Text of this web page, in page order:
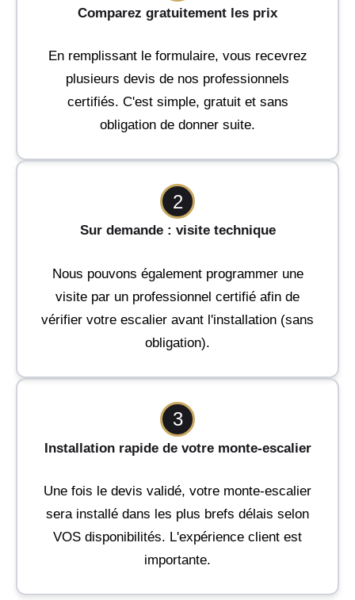
Comparez gratuitement les prix
En remplissant le formulaire, vous recevrez
plusieurs devis de nos professionnels
certifiés. C'est simple, gratuit et sans
obligation de donner suite.
2
Sur demande : visite technique
Nous pouvons également programmer une
visite par un professionnel certifié afin de
vérifier votre escalier avant l'installation (sans
obligation).
3
Installation rapide de votre monte-escalier
Une fois le devis validé, votre monte-escalier
sera installé dans les plus brefs délais selon
VOS disponibilités. L'expérience client est
importante.